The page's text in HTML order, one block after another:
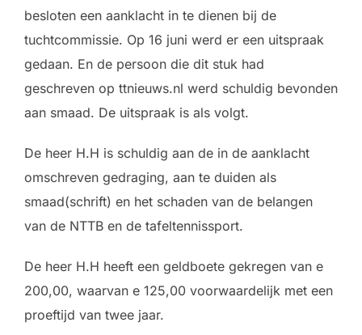
besloten een aanklacht in te dienen bij de
tuchtcommissie. Op 16 juni werd er een uitspraak
gedaan. En de persoon die dit stuk had
geschreven op ttnieuws.nl werd schuldig bevonden
aan smaad. De uitspraak is als volgt.
De heer H.H is schuldig aan de in de aanklacht
omschreven gedraging, aan te duiden als
smaad(schrift) en het schaden van de belangen
van de NTTB en de tafeltennissport.
De heer H.H heeft een geldboete gekregen van e
200,00, waarvan e 125,00 voorwaardelijk met een
proeftijd van twee jaar.